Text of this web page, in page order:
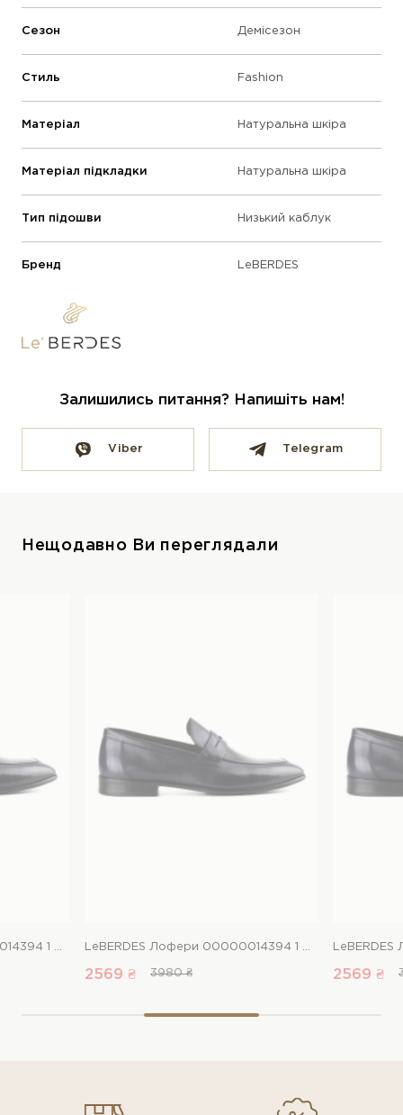
Сезон Демісезон
Стиль Fashion
Матеріал Натуральна шкіра
Матеріал підкладки Натуральна шкіра
Тип підошви Низький каблук
Бренд LeBERDES
Залишились питання? Напишіть нам!
Viber Telegram
Нещодавно Ви переглядали
2569 ₴ 3980 ₴ 2569 ₴